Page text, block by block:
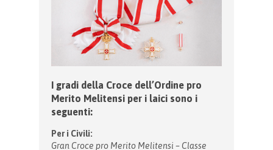
I gradi della Croce dell’Ordine pro
Merito Melitensi per i laici sono i
seguenti:
Per i Civili:
Gran Croce pro Merito Melitensi – Classe